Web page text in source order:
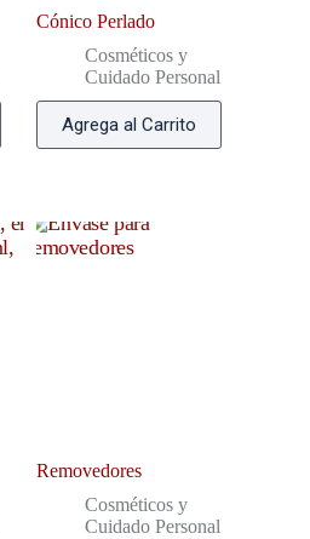
Cónico Perlado
Cosméticos y
Cuidado Personal
Agrega al Carrito
Removedores
Cosméticos y
Cuidado Personal